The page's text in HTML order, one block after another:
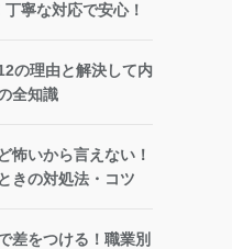
寧な対応で安心！
の理由と解決して内
全知識
怖いから言えない！
きの対処法・コツ
差をつける！職業別